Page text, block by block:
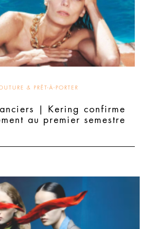
& PRÊT-À-PORTER
| Kering confirme
au premier semestre